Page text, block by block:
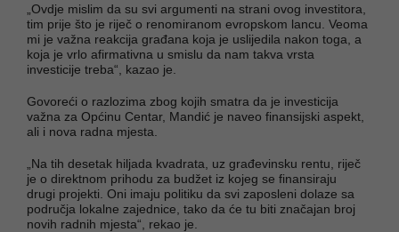
„Ovdje mislim da su svi argumenti na strani ovog investitora,
tim prije što je riječ o renomiranom evropskom lancu. Veoma
mi je važna reakcija građana koja je uslijedila nakon toga, a
koja je vrlo afirmativna u smislu da nam takva vrsta
investicije treba“, kazao je.
Govoreći o razlozima zbog kojih smatra da je investicija
važna za Općinu Centar, Mandić je naveo finansijski aspekt,
ali i nova radna mjesta.
„Na tih desetak hiljada kvadrata, uz građevinsku rentu, riječ
je o direktnom prihodu za budžet iz kojeg se finansiraju
drugi projekti. Oni imaju politiku da svi zaposleni dolaze sa
područja lokalne zajednice, tako da će tu biti značajan broj
novih radnih mjesta“, rekao je.